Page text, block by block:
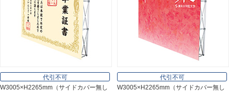
インテリア
Interior
オフィス用品
Office Supplies
代引不可
W3005×H2265mm（サイドカバー無し
代引不可
W3005×H2265mm（サイドカバー無し